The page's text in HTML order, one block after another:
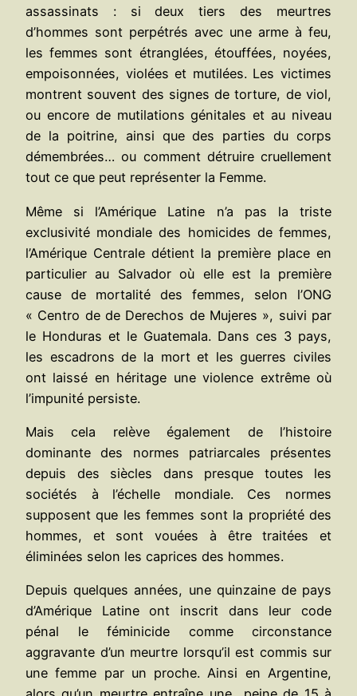
assassinats : si deux tiers des meurtres
d’hommes sont perpétrés avec une arme à feu,
les femmes sont étranglées, étouffées, noyées,
empoisonnées, violées et mutilées. Les victimes
montrent souvent des signes de torture, de viol,
ou encore de mutilations génitales et au niveau
de la poitrine, ainsi que des parties du corps
démembrées… ou comment détruire cruellement
tout ce que peut représenter la Femme.
Même si l’Amérique Latine n’a pas la triste
exclusivité mondiale des homicides de femmes,
l’Amérique Centrale détient la première place en
particulier au Salvador où elle est la première
cause de mortalité des femmes, selon l’ONG
« Centro de de Derechos de Mujeres », suivi par
le Honduras et le Guatemala. Dans ces 3 pays,
les escadrons de la mort et les guerres civiles
ont laissé en héritage une violence extrême où
l’impunité persiste.
Mais cela relève également de l’histoire
dominante des normes patriarcales présentes
depuis des siècles dans presque toutes les
sociétés à l’échelle mondiale. Ces normes
supposent que les femmes sont la propriété des
hommes, et sont vouées à être traitées et
éliminées selon les caprices des hommes.
Depuis quelques années, une quinzaine de pays
d’Amérique Latine ont inscrit dans leur code
pénal le féminicide comme circonstance
aggravante d’un meurtre lorsqu’il est commis sur
une femme par un proche. Ainsi en Argentine,